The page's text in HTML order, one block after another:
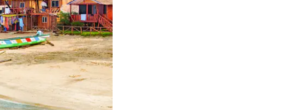
prekur ose duke lëvizur ekranin.